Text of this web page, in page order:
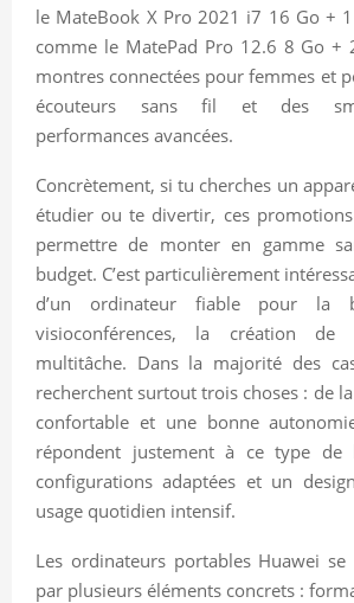
le MateBook X Pro 2021 i7 16 Go +
comme le MatePad Pro 12.6 8 Go +
montres connectées pour femmes et
écouteurs sans fil et des
performances avancées.
Concrètement, si tu cherches un
étudier ou te divertir, ces promotions
permettre de monter en gamme
budget. C’est particulièrement
d’un ordinateur fiable pour la
visioconférences, la création
multitâche. Dans la majorité des
recherchent surtout trois choses : de
confortable et une bonne
répondent justement à ce type de
configurations adaptées et un
usage quotidien intensif.
Les ordinateurs portables Huawei se
par plusieurs éléments concrets :